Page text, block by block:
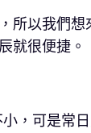
所以我們
就很便捷。
，可是常